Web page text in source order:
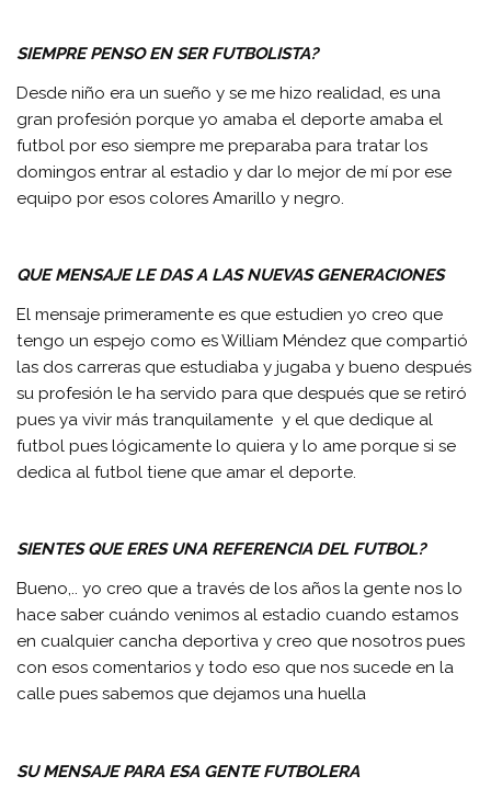
SIEMPRE PENSO EN SER FUTBOLISTA?
Desde niño era un sueño y se me hizo realidad, es una
gran profesión porque yo amaba el deporte amaba el
futbol por eso siempre me preparaba para tratar los
domingos entrar al estadio y dar lo mejor de mí por ese
equipo por esos colores Amarillo y negro.
QUE MENSAJE LE DAS A LAS NUEVAS GENERACIONES
El mensaje primeramente es que estudien yo creo que
tengo un espejo como es William Méndez que compartió
las dos carreras que estudiaba y jugaba y bueno después
su profesión le ha servido para que después que se retiró
pues ya vivir más tranquilamente y el que dedique al
futbol pues lógicamente lo quiera y lo ame porque si se
dedica al futbol tiene que amar el deporte.
SIENTES QUE ERES UNA REFERENCIA DEL FUTBOL?
Bueno,.. yo creo que a través de los años la gente nos lo
hace saber cuándo venimos al estadio cuando estamos
en cualquier cancha deportiva y creo que nosotros pues
con esos comentarios y todo eso que nos sucede en la
calle pues sabemos que dejamos una huella
SU MENSAJE PARA ESA GENTE FUTBOLERA